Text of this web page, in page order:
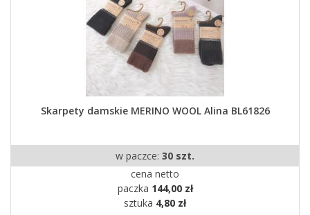
Skarpety damskie MERINO WOOL Alina BL61826
w paczce: 30 szt.
cena netto
paczka 144,00 zł
sztuka 4,80 zł